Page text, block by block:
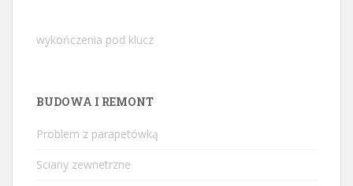
wykończenia pod klucz
BUDOWA I REMONT
Problem z parapetówką
Sciany zewnetrzne